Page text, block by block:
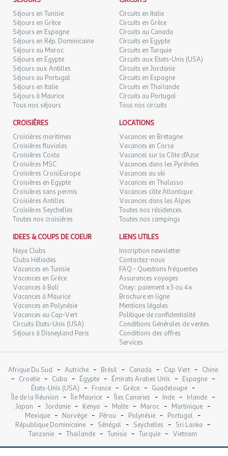
Hébergements tout confort et bien intégrés dans la nature
Emplacements ombragés au pied des collines
Aire de jeux, espace fitness, tennis de table, volley-ball et
pétanque
Animations pour petits et grands
En juillet-août, le camping s'anime en toute simplicité :
Activités pour enfants et tournois de pétanque pour les
plus grands
Une soirée festive hebdomadaire pour toute la famille
lieux
Services pratiques sur place
Des facilités pour profiter pleinement de vos vacances :
Restaurant dans une ambiance familiale
Prêt de matériel de loisirs (tennis de table, jeux, etc.)
Accueil chaleureux et conseils personnalisés pour
découvrir la région
l'environnement
Bon à savoir
Dates d'ouverture : du 3 avril au 1 novembre 2026
Les jeunes mineurs non accompagnés ne sont pas
acceptés
Les groupes de jeunes sont acceptés s'ils comptent au
moins un majeur
Camping accessible aux familles, couples et groupes
d'amis responsables
Lieu calme, idéal pour randonner, se reposer ou explorer la
Pourquoi choisir ce camping ?
En plein cœur du Parc Régional des Alpilles
Piscine avec jeux d'eau, équipements de loisirs variés
Restaurant convivial
Proximité de sites incontournables (Baux-de-Provence,
Luberon, Avignon...)
Nature, patrimoine et douceur de vivre
SAM.
05
SEPT.
89 €
DIM.
06
SEPT.
79 €
Retour le
08/09/2026
LUN.
07
SEPT.
79 €
Retour le
09/09/2026
08
MER.
09
SEPT.
79 €
Retour le
11/09/2026
JEU.
10
SEPT.
89 € /hébergement
Retour le
12/09/2026
VEN.
SEPT.
109 €
Retour le
SAM.
12
SEPT.
89 €
DIM.
13 79 €
Retour le
LUN.
14
SEPT.
79 €/hébergement
Retour le
16/09/2026
15
SEPT.
17/09/2026
MER.
16
SEPT.
79 €/hébergement
Retour le
18/09/2026
JEU.
17 89 € /hébergement
Retour le
19/09/2026
Séjours en Tunisie
Séjours en Grèce
Séjours en Espagne
Séjours en Rép. Dominicaine
Séjours au Maroc
Séjours en Egypte
Séjours aux Antilles
Séjours au Portugal
Séjours en Italie
Séjours à Maurice
Tous nos séjours
Circuits en Italie
Circuits en Grèce
Circuits au Canada
Circuits en Egypte
Circuits en Turquie
Circuits aux Etats-Unis (USA)
Circuits en Jordanie
Circuits en Espagne
Circuits en Thaïlande
Circuits au Portugal
Tous nos circuits
CROISIÈRES
Croisières maritimes
Croisières fluviales
Croisières Costa
Croisières MSC
Croisières CroisiEurope
Croisières en Egypte
Croisières sans permis
Croisières Antilles
Croisières Seychelles
Toutes nos croisières
LOCATIONS
Vacances en Bretagne
Vacances en Corse
Vacances sur la Côte d'Azur
Vacances dans les Pyrénées
Vacances au ski
Vacances en Thalasso
Vacances côte Atlantique
Vacances dans les Alpes
Toutes nos résidences
Toutes nos campings
IDEES & COUPS DE COEUR
Naya Clubs
Clubs Héliades
Vacances en Tunisie
Vacances en Grèce
Vacances à Bali
Vacances à Maurice
Vacances en Polynésie
Vacances au Cap-Vert
Circuits Etats-Unis (USA)
Séjours à Disneyland Paris
LIENS UTILES
Inscription newsletter
Contactez-nous
FAQ - Questions fréquentes
Assurances voyages
Oney : paiement x3 ou 4x
Brochure en ligne
Mentions légales
Politique de confidentialité
Conditions Générales de ventes
Conditions des offres
Services
Afrique Du Sud - Autriche - Brésil - Canada - Cap Vert - Chine
- Croatie - Cuba - Égypte - Émirats Arabes Unis - Espagne -
États-Unis (USA) - France - Grèce - Guadeloupe -
Île de la Réunion - Île Maurice - Îles Canaries - Inde - Irlande -
Japon - Jordanie - Kenya - Malte - Maroc - Martinique -
Mexique - Norvège - Pérou - Polynésie - Portugal -
République Dominicaine - Sénégal - Seychelles - Sri Lanka -
Tanzanie - Thaïlande - Tunisie - Turquie - Vietnam